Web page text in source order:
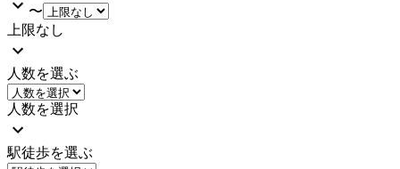
〜
上限なし
人数を選ぶ
人数を選択
駅徒歩を選ぶ